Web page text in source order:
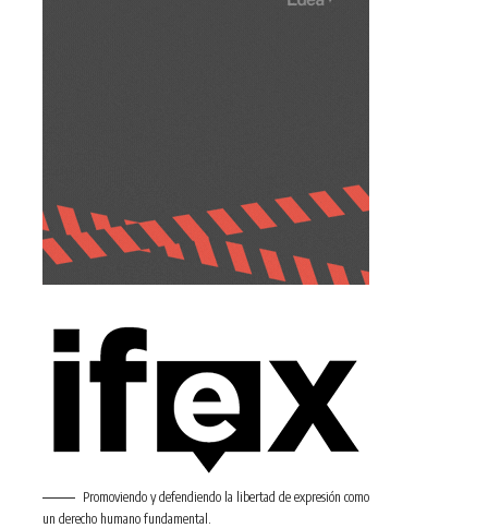
Promoviendo y defendiendo la libertad de expresión como
un derecho humano fundamental.